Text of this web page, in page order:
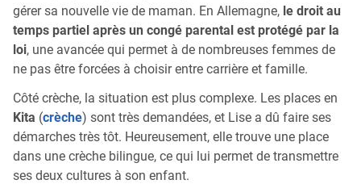
gérer sa nouvelle vie de maman. En Allemagne, le droit au
temps partiel après un congé parental est protégé par la
loi, une avancée qui permet à de nombreuses femmes de
ne pas être forcées à choisir entre carrière et famille.
Côté crèche, la situation est plus complexe. Les places en
Kita (crèche) sont très demandées, et Lise a dû faire ses
démarches très tôt. Heureusement, elle trouve une place
dans une crèche bilingue, ce qui lui permet de transmettre
ses deux cultures à son enfant.